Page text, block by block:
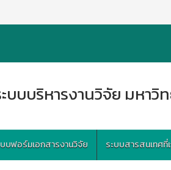
บบบริหารงานวิจัย มหา
บฟอร์มเอกสารงานวิจัย ระบบสารสนเทศที่